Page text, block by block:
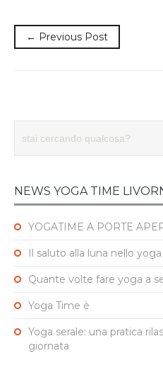
← Previous Post
NEWS YOGA TIME
YOGATIME A PORTE
Il saluto alla luna nello yoga
Quante volte fare yoga a
Yoga Time è
Yoga serale: una pratica
giornata